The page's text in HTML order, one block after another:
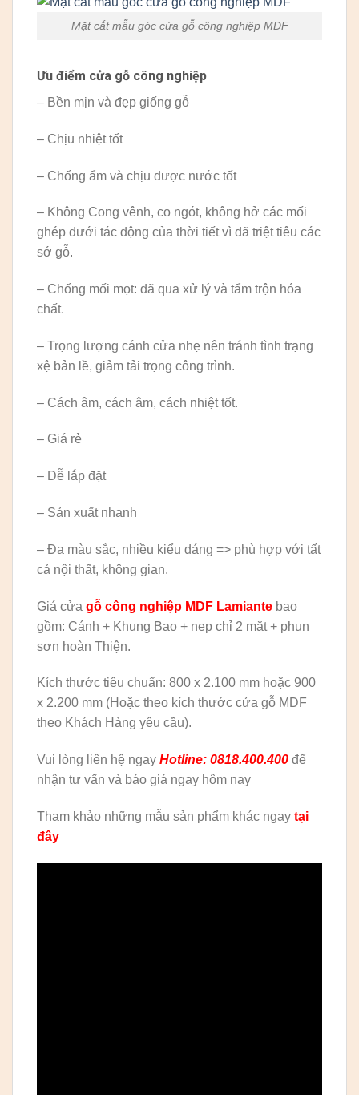
Mặt cắt mẫu góc cửa gỗ công nghiệp MDF
Ưu điểm cửa gỗ công nghiệp
– Bền mịn và đẹp giống gỗ
– Chịu nhiệt tốt
– Chống ẩm và chịu được nước tốt
– Không Cong vênh, co ngót, không hở các mối
ghép dưới tác động của thời tiết vì đã triệt tiêu các
sớ gỗ.
– Chống mối mọt: đã qua xử lý và tẩm trộn hóa
chất.
– Trọng lượng cánh cửa nhẹ nên tránh tình trạng
xệ bản lề, giảm tải trọng công trình.
– Cách âm, cách âm, cách nhiệt tốt.
– Giá rẻ
– Dễ lắp đặt
– Sản xuất nhanh
– Đa màu sắc, nhiều kiểu dáng => phù hợp với tất
cả nội thất, không gian.
Giá cửa gỗ công nghiệp MDF Lamiante bao
gồm: Cánh + Khung Bao + nẹp chỉ 2 mặt + phun
sơn hoàn Thiện.
Kích thước tiêu chuẩn: 800 x 2.100 mm hoặc 900
x 2.200 mm (Hoặc theo kích thước cửa gỗ MDF
theo Khách Hàng yêu cầu).
Vui lòng liên hệ ngay Hotline: 0818.400.400 để
nhận tư vấn và báo giá ngay hôm nay
Tham khảo những mẫu sản phẩm khác ngay tại
đây